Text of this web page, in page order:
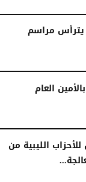
مراسم
العام
الليبية من